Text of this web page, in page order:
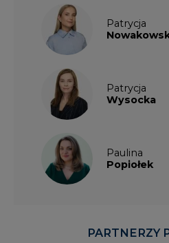
Patrycja
Patrycja
Wysocka
Paulina
Popiołek
PARTNERZY